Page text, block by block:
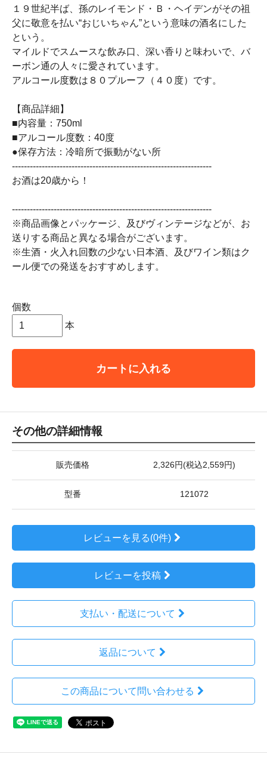
１９世紀半ば、孫のレイモンド・Ｂ・ヘイデンがその祖
父に敬意を払い“おじいちゃん”という意味の酒名にした
という。
マイルドでスムースな飲み口、深い香りと味わいで、バ
ーボン通の人々に愛されています。
アルコール度数は８０プルーフ（４０度）です。
【商品詳細】
■内容量：750ml
■アルコール度数：40度
●保存方法：冷暗所で振動がない所
-------------------------------------------------------------------
お酒は20歳から！
-------------------------------------------------------------------
※商品画像とパッケージ、及びヴィンテージなどが、お
送りする商品と異なる場合がございます。
※生酒・火入れ回数の少ない日本酒、及びワイン類はク
ール便での発送をおすすめします。
個数
本
カートに入れる
その他の詳細情報
販売価格 2,326円(税込2,559円)
型番 121072
レビューを見る(0件)
レビューを投稿
支払い・配送について
返品について
この商品について問い合わせる